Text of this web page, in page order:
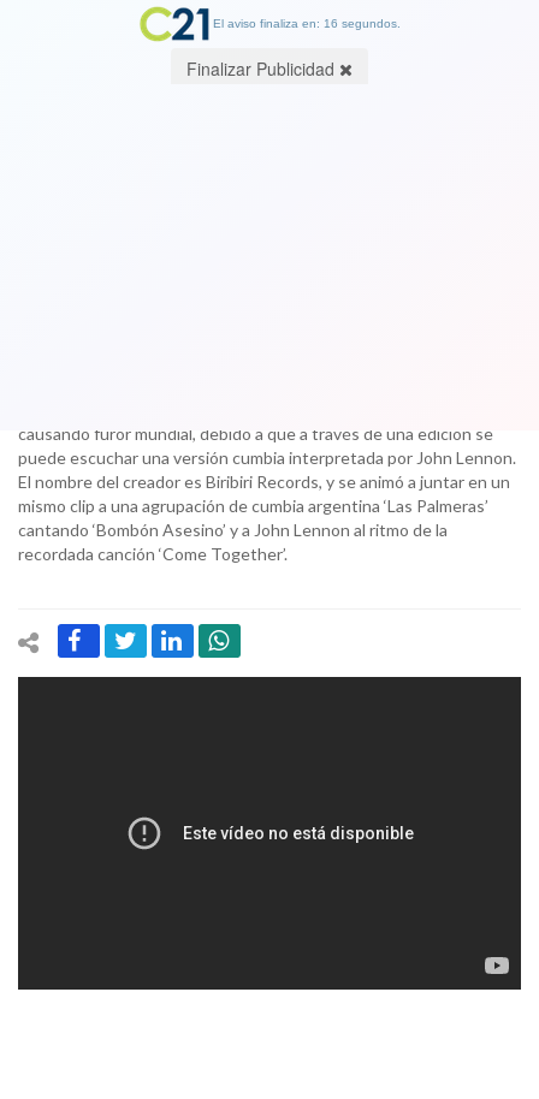
causando furor mundial, debido a que a través de una edición se
puede escuchar una versión cumbia interpretada por John Lennon.
El nombre del creador es Biribiri Records, y se animó a juntar en un
mismo clip a una agrupación de cumbia argentina ‘Las Palmeras’
cantando ‘Bombón Asesino’ y a John Lennon al ritmo de la
recordada canción ‘Come Together’.
El aviso finaliza en: 16 segundos.
Finalizar Publicidad